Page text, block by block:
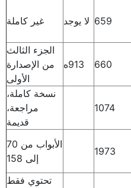
659 لا يوجد غير كاملة
660 913ه
الجزء الثالث
من الإصدارة
الأولى
1074
نسخة كاملة،
مراجعة،
قديمة
1973
الأبواب من 70
إلى 158
تحتوي فقط